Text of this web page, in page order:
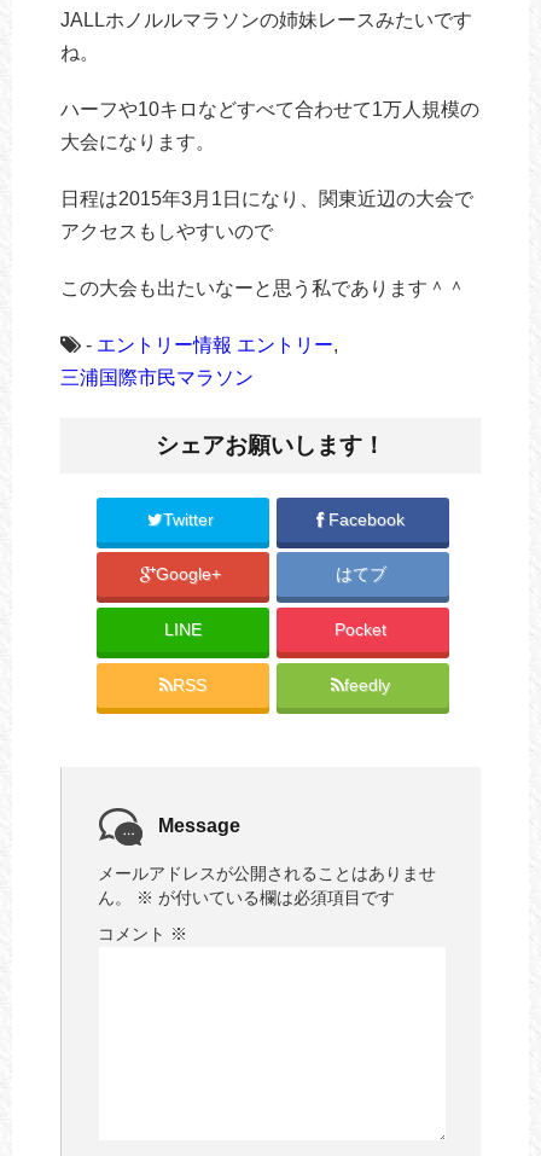
JALLホノルルマラソンの姉妹レースみたいです
ね。
ハーフや10キロなどすべて合わせて1万人規模の
大会になります。
日程は2015年3月1日になり、関東近辺の大会で
アクセスもしやすいので
この大会も出たいなーと思う私であります＾＾
- エントリー情報 エントリー,
三浦国際市民マラソン
シェアお願いします！
Twitter Facebook
Google+ はてブ
LINE Pocket
RSS feedly
Message
メールアドレスが公開されることはありませ
ん。
※ が付いている欄は必須項目です
コメント ※